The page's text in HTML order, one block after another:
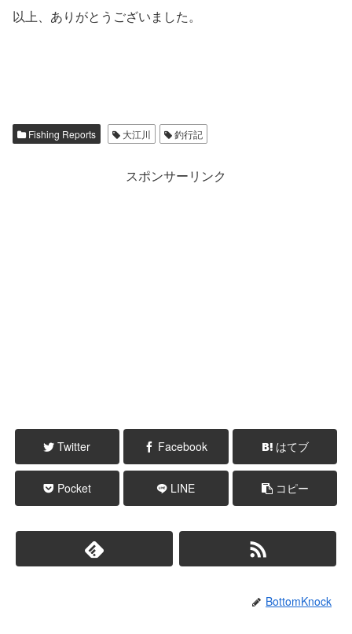
以上、ありがとうございました。
Fishing Reports 大江川 釣行記
スポンサーリンク
Twitter Facebook はてブ
Pocket LINE コピー
BottomKnock